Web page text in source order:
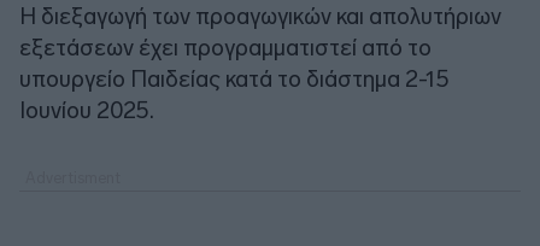
Η διεξαγωγή των προαγωγικών και απολυτήριων
εξετάσεων έχει προγραμματιστεί από το
υπουργείο Παιδείας κατά το διάστημα 2-15
Ιουνίου 2025.